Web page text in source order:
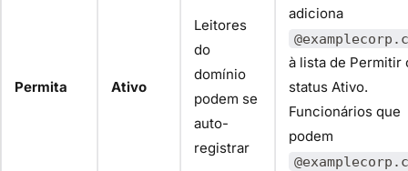
Permita Ativo
Leitores
do
domínio
podem se
auto-
registrar
adiciona
à lista de Permitir
status Ativo.
Funcionários que
podem